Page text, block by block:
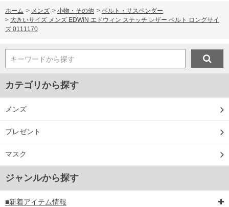
ホーム > メンズ > 小物・その他 > ベルト・サスペンダー
> 大きいサイズ メンズ EDWIN エドウィン ステッチ レザー ベルト ロングサイ
ズ 0111170
キーワードから探す
カテゴリから探す
メンズ
プレゼント
マスク
ジャンルから探す
■新着アイテム情報